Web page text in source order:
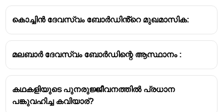
മലബാർ ദേവസ്വം ബോർഡ് രൂപീകൃതമായ
വർഷം 2008 ആണ്.
ചാരിറ്റബിൾ എൻഡോവ്‌മെൻ്റ്സ് (ഭേദഗതി) ആക്ട്
പ്രകാരമാണ് ഈ ബോർഡ് നിലവിൽ വന്നത്.
മലബാർ ദേവസ്വം ബോർഡിന്റെ കീഴിൽ ഉത്തര
കേരളത്തിലെ നിരവധി ക്ഷേത്രങ്ങൾ വരുന്നു.
കൊച്ചിൻ ദേവസ്വം ബോർഡിൻ്റെ മുഖമാസിക:
മലബാർ ദേവസ്വം ബോർഡിന്റെ ആസ്ഥാനം :
കഥകളിയുടെ പുനരുജ്ജീവനത്തിൽ പ്രധാന
പങ്കുവഹിച്ച കവിയാര്?